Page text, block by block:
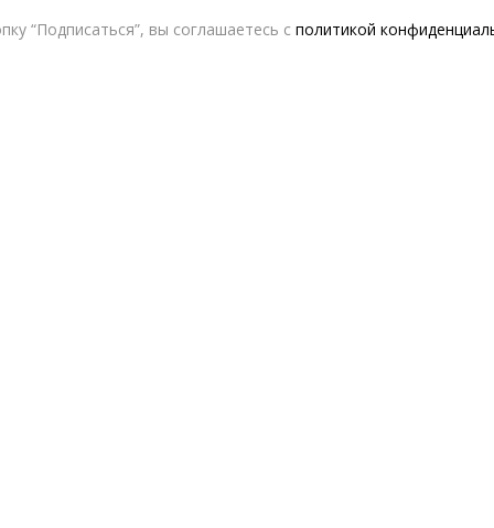
“Подписаться”, вы соглашаетесь с политикой